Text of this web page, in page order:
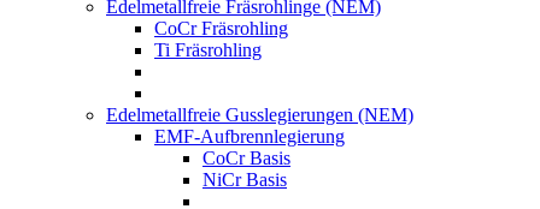
Edelmetallfreie Fräsrohlinge (NEM)
CoCr Fräsrohling
Ti Fräsrohling
Edelmetallfreie Gusslegierungen (NEM)
EMF-Aufbrennlegierung
CoCr Basis
NiCr Basis